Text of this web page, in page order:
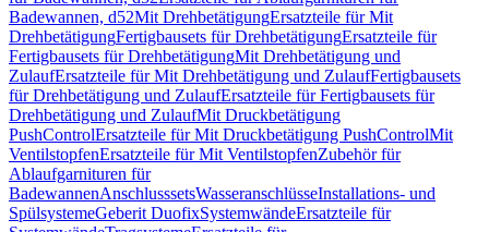
Badewannen, d52Mit DrehbetätigungErsatzteile für Mit
DrehbetätigungFertigbausets für DrehbetätigungErsatzteile für
Fertigbausets für DrehbetätigungMit Drehbetätigung und
ZulaufErsatzteile für Mit Drehbetätigung und ZulaufFertigbausets
für Drehbetätigung und ZulaufErsatzteile für Fertigbausets für
Drehbetätigung und ZulaufMit Druckbetätigung
PushControlErsatzteile für Mit Druckbetätigung PushControlMit
VentilstopfenErsatzteile für Mit VentilstopfenZubehör für
Ablaufgarnituren für
BadewannenAnschlusssetsWasseranschlüsseInstallations- und
SpülsystemeGeberit DuofixSystemwändeErsatzteile für